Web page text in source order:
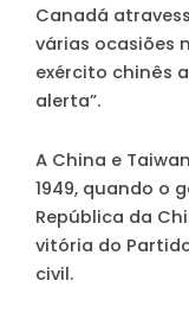
Canadá
várias ocasiões
exército chinês
alerta”.
A China e
1949, quando o
República da
vitória do
civil.